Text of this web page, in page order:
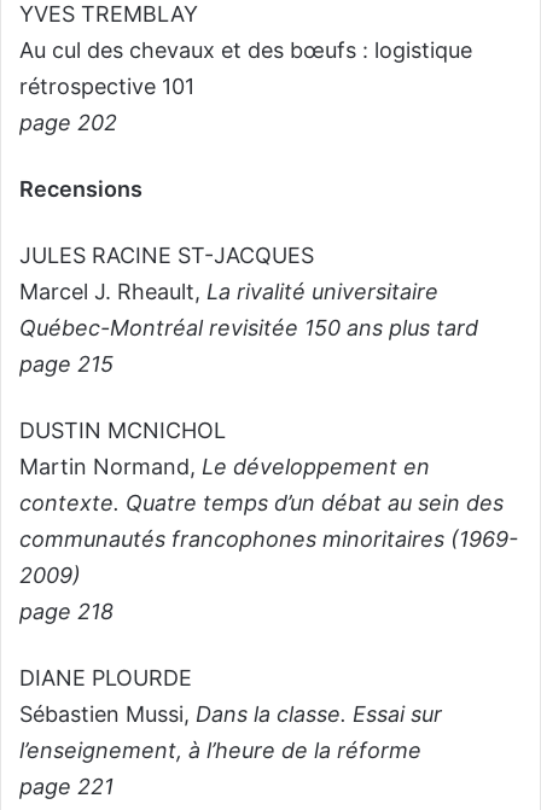
YVES TREMBLAY
Au cul des chevaux et des bœufs : logistique
rétrospective 101
page 202
Recensions
JULES RACINE ST-JACQUES
Marcel J. Rheault, La rivalité universitaire
Québec-Montréal revisitée 150 ans plus tard
page 215
DUSTIN MCNICHOL
Martin Normand, Le développement en
contexte. Quatre temps d’un débat au sein des
communautés francophones minoritaires (1969-
2009)
page 218
DIANE PLOURDE
Sébastien Mussi, Dans la classe. Essai sur
l’enseignement, à l’heure de la réforme
page 221